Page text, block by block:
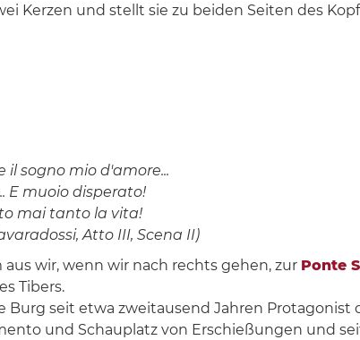
Kerzen und stellt sie zu beiden Seiten des
mio d'amore...
disperato!
tanto la vita!
Atto III, Scena II)
wir, wenn wir nach rechts gehen, zur Ponte
Tibers.
seit etwa zweitausend Jahren Protagonist
und Schauplatz von Erschießungen und